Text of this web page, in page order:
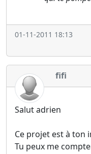
01-11-2011 18:13
fifi
Salut adrien
Ce projet est à ton
Tu peux me